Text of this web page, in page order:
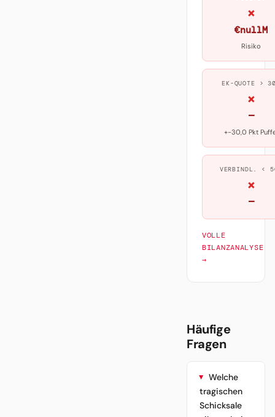
×
€nullM
Risiko
EK-QUOTE >
×
—
+-30,0 Pkt
VERBINDL. <
×
—
VOLLE
BILANZANALYSE
→
Häufige
Fragen
Welche
tragischen
Schicksale